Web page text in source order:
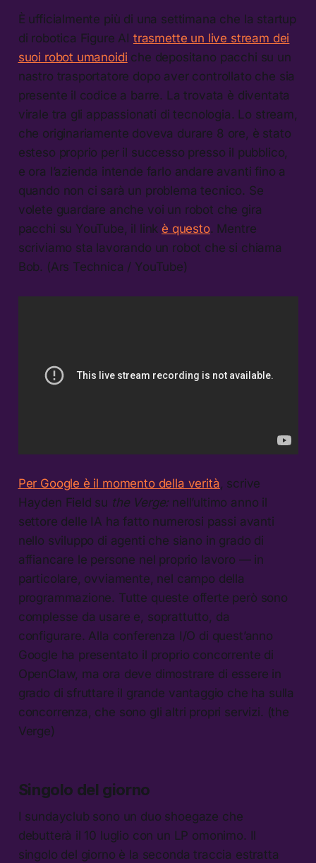
È ufficialmente più di una settimana che la startup
di robotica Figure AI trasmette un live stream dei
suoi robot umanoidi che depositano pacchi su un
nastro trasportatore dopo aver controllato che sia
presente il codice a barre. La trovata è diventata
virale tra gli appassionati di tecnologia. Lo stream,
che originariamente doveva durare 8 ore, è stato
esteso proprio per il successo presso il pubblico,
e ora l’azienda intende farlo andare avanti fino a
quando non ci sarà un problema tecnico. Se
volete guardare anche voi un robot che gira
pacchi su YouTube, il link è questo. Mentre
scriviamo sta lavorando un robot che si chiama
Bob. (Ars Technica / YouTube)
Per Google è il momento della verità, scrive
Hayden Field su the Verge: nell’ultimo anno il
settore delle IA ha fatto numerosi passi avanti
nello sviluppo di agenti che siano in grado di
affiancare le persone nel proprio lavoro — in
particolare, ovviamente, nel campo della
programmazione. Tutte queste offerte però sono
complesse da usare e, soprattutto, da
configurare. Alla conferenza I/O di quest’anno
Google ha presentato il proprio concorrente di
OpenClaw, ma ora deve dimostrare di essere in
grado di sfruttare il grande vantaggio che ha sulla
concorrenza, che sono gli altri propri servizi. (the
Verge)
Singolo del giorno
I sundayclub sono un duo shoegaze che
debutterà il 10 luglio con un LP omonimo. Il
singolo del giorno è la seconda traccia estratta